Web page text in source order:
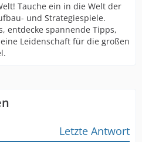
Tauche ein in die Welt der
und Strategiespiele.
entdecke spannende Tipps,
Leidenschaft für die großen
Letzte Antwort